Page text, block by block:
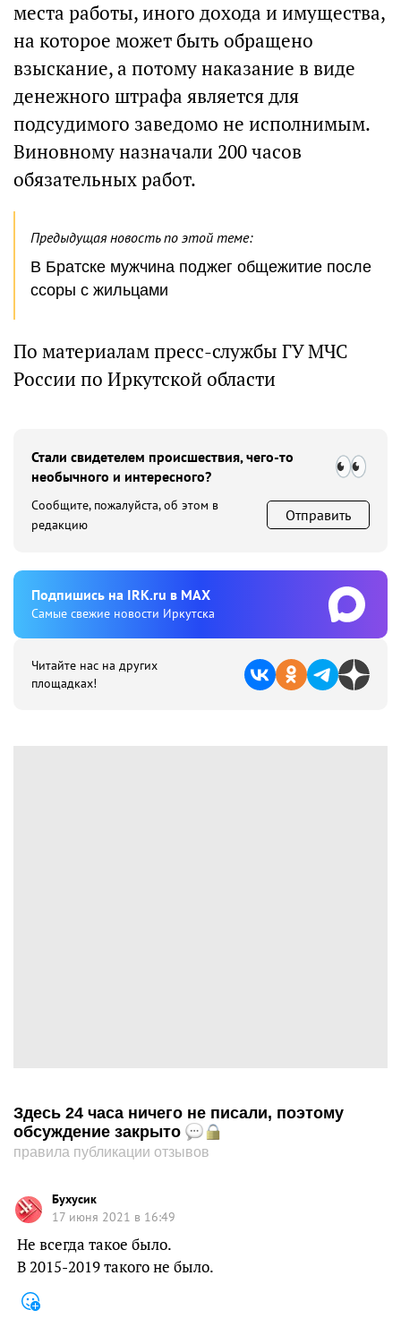
места работы, иного дохода и имущества,
на которое может быть обращено
взыскание, а потому наказание в виде
денежного штрафа является для
подсудимого заведомо не исполнимым.
Виновному назначали 200 часов
обязательных работ.
Предыдущая новость по этой теме:
В Братске мужчина поджег общежитие после
ссоры с жильцами
По материалам пресс-службы ГУ МЧС
России по Иркутской области
Стали свидетелем происшествия, чего-то
необычного и интересного?
Сообщите, пожалуйста, об этом в
редакцию
Отправить
Подпишиcь на IRK.ru в MAX
Cамые свежие новости Иркутска
Читайте нас на других
площадках!
Здесь 24 часа ничего не писали, поэтому
обсуждение закрыто
правила публикации отзывов
Бухусик
17 июня 2021 в 16:49
Не всегда такое было.
В 2015-2019 такого не было.